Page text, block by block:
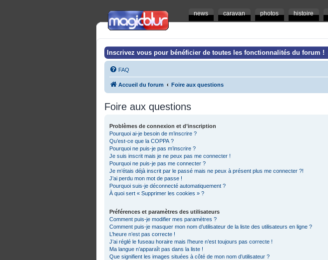
news caravan photos histoire
Inscrivez vous pour bénéficier de toutes les fonctionnalités du forum !
FAQ
Accueil du forum Foire aux questions
Foire aux questions
Problèmes de connexion et d’inscription
Pourquoi ai-je besoin de m’inscrire ?
Qu’est-ce que la COPPA ?
Pourquoi ne puis-je pas m’inscrire ?
Je suis inscrit mais je ne peux pas me connecter !
Pourquoi ne puis-je pas me connecter ?
Je m’étais déjà inscrit par le passé mais ne peux à présent plus me connecter ?!
J’ai perdu mon mot de passe !
Pourquoi suis-je déconnecté automatiquement ?
À quoi sert « Supprimer les cookies » ?
Préférences et paramètres des utilisateurs
Comment puis-je modifier mes paramètres ?
Comment puis-je masquer mon nom d’utilisateur de la liste des utilisateurs en ligne ?
L’heure n’est pas correcte !
J’ai réglé le fuseau horaire mais l’heure n’est toujours pas correcte !
Ma langue n’apparaît pas dans la liste !
Que signifient les images situées à côté de mon nom d’utilisateur ?